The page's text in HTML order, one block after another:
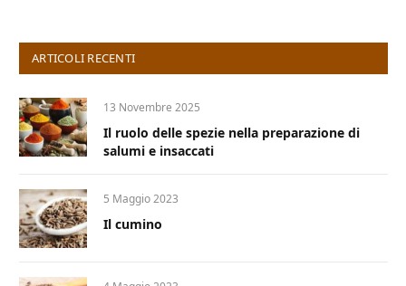
ARTICOLI RECENTI
13 Novembre 2025
Il ruolo delle spezie nella preparazione di
salumi e insaccati
5 Maggio 2023
Il cumino